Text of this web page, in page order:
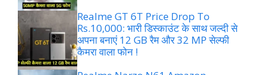
Realme GT 6T Price Drop To
Rs.10,000: भारी डिस्काउंट के साथ जल्दी से
अपना बनाएं 12 GB रैम और 32 MP सेल्फी
कैमरा वाला फोन !